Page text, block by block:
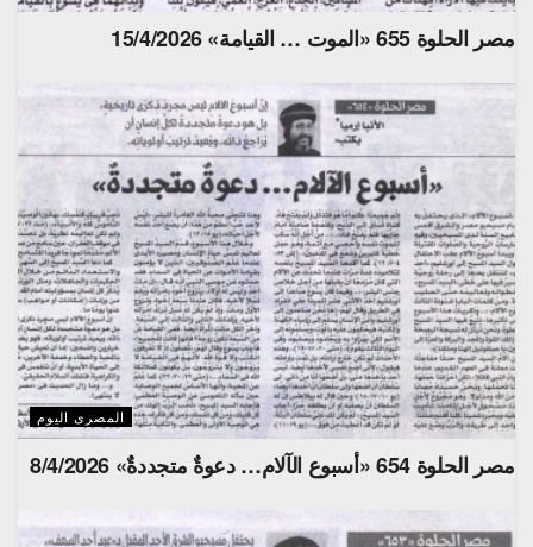
مصر الحلوة 655 «الموت … القيامة» 15/4/2026
المصرى اليوم
مصر الحلوة 654 «أسبوع الآلام… دعوةٌ متجددةٌ» 8/4/2026